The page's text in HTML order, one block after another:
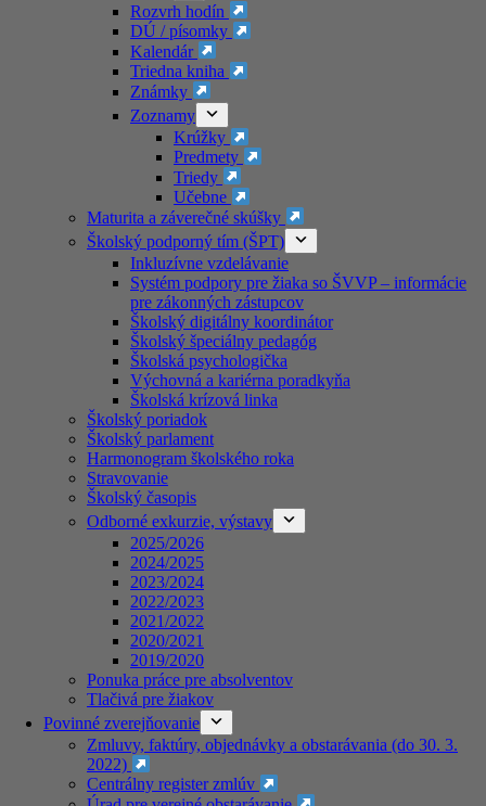
Rozvrh hodín
DÚ / písomky
Kalendár
Triedna kniha
Známky
Zoznamy
Krúžky
Predmety
Triedy
Učebne
Maturita a záverečné skúšky
Školský podporný tím (ŠPT)
Inkluzívne vzdelávanie
Systém podpory pre žiaka so ŠVVP – informácie
pre zákonných zástupcov
Školský digitálny koordinátor
Školský špeciálny pedagóg
Školská psychologička
Výchovná a kariérna poradkyňa
Školská krízová linka
Školský poriadok
Školský parlament
Harmonogram školského roka
Stravovanie
Školský časopis
Odborné exkurzie, výstavy
2025/2026
2024/2025
2023/2024
2022/2023
2021/2022
2020/2021
2019/2020
Ponuka práce pre absolventov
Tlačivá pre žiakov
Povinné zverejňovanie
Zmluvy, faktúry, objednávky a obstarávania (do 30. 3.
2022)
Centrálny register zmlúv